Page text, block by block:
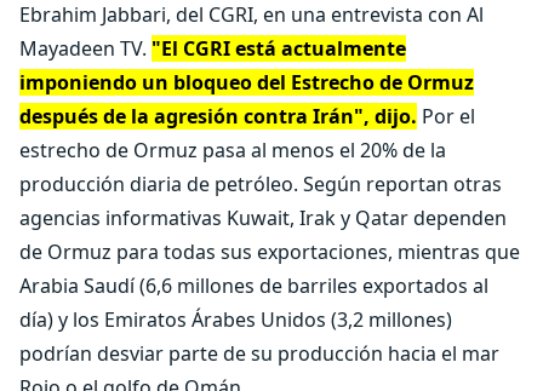
Ebrahim Jabbari, del CGRI, en una entrevista con Al
Mayadeen TV. "El CGRI está actualmente
imponiendo un bloqueo del Estrecho de Ormuz
después de la agresión contra Irán", dijo. Por el
estrecho de Ormuz pasa al menos el 20% de la
producción diaria de petróleo. Según reportan otras
agencias informativas Kuwait, Irak y Qatar dependen
de Ormuz para todas sus exportaciones, mientras que
Arabia Saudí (6,6 millones de barriles exportados al
día) y los Emiratos Árabes Unidos (3,2 millones)
podrían desviar parte de su producción hacia el mar